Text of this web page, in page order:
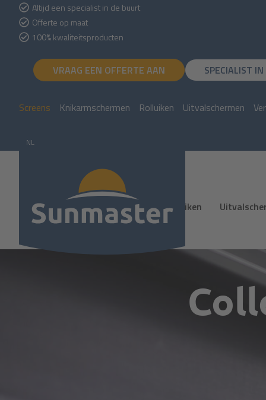
Altijd een specialist in de buurt
Offerte op maat
100% kwaliteitsproducten
VRAAG EEN OFFERTE AAN SPECIALIST
Screens Knikarmschermen Rolluiken Uitvalschermen
NL
Screens Knikarmschermen Rolluiken